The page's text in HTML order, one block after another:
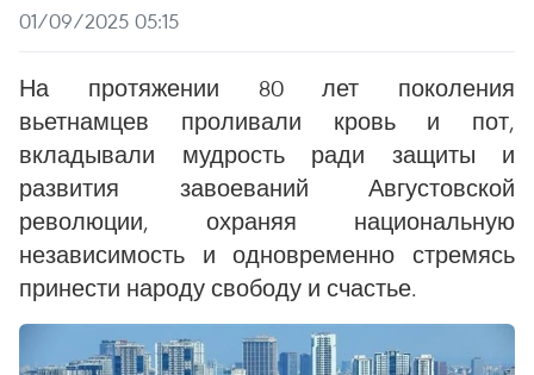
01/09/2025 05:15
На протяжении 80 лет поколения
вьетнамцев проливали кровь и пот,
вкладывали мудрость ради защиты и
развития завоеваний Августовской
революции, охраняя национальную
независимость и одновременно стремясь
принести народу свободу и счастье.